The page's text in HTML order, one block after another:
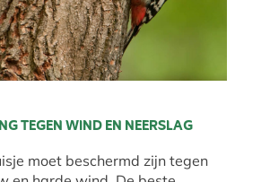
TEGEN WIND EN NEERSLAG
moet beschermd zijn tegen